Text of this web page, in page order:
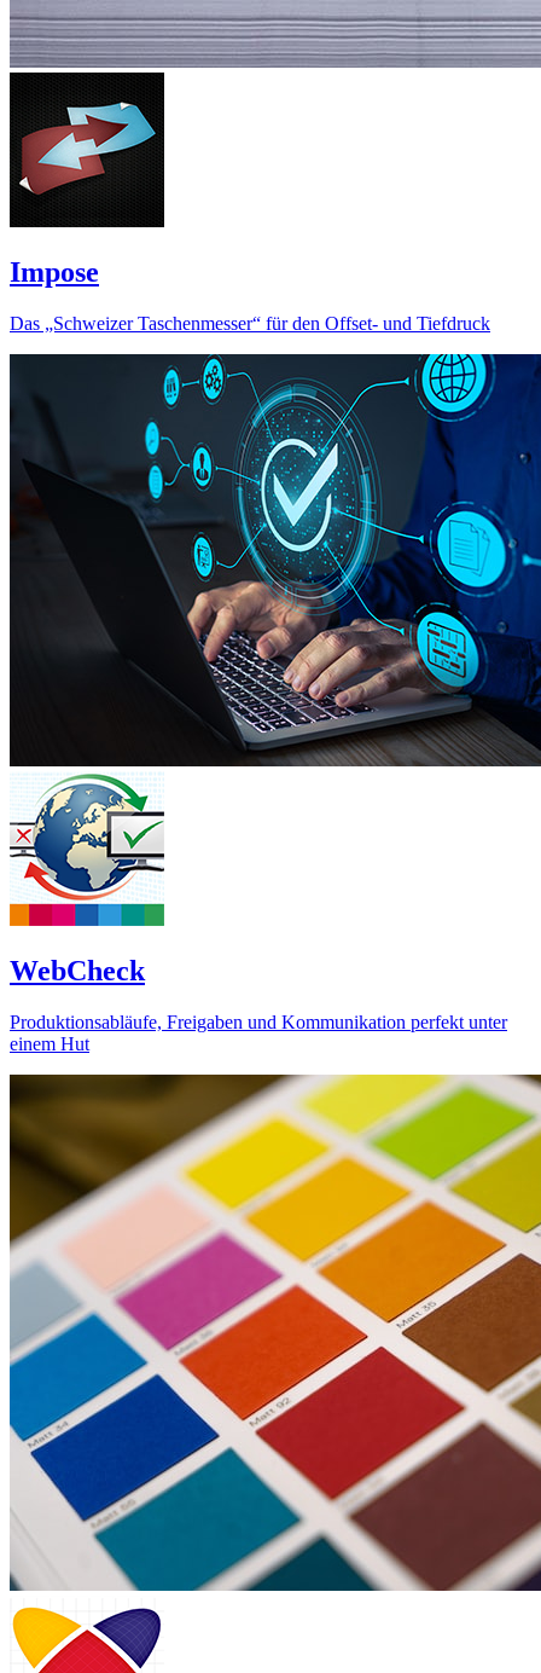
Impose
Das „Schweizer Taschenmesser“ für den Offset- und Tiefdruck
WebCheck
Produktionsabläufe, Freigaben und Kommunikation perfekt unter
einem Hut